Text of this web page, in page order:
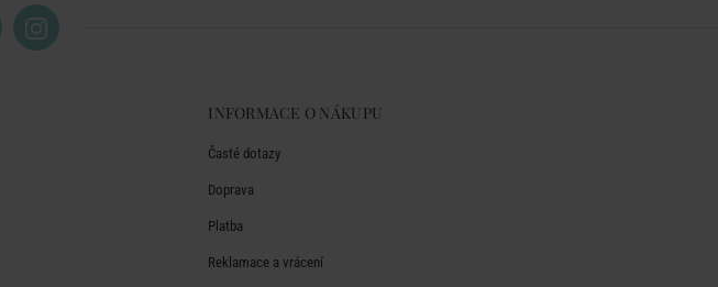
INFORMACE O NÁKUPU
Časté dotazy
Doprava
Platba
Reklamace a vrácení